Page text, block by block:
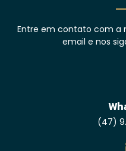
Entre em contato com a
email e nos
(47)